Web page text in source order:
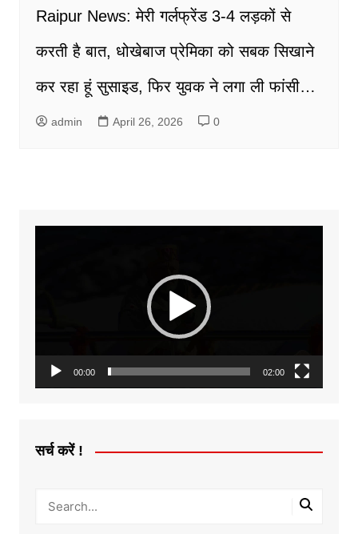
Raipur News: मेरी गर्लफ्रेंड 3-4 लड़कों से
करती है बात, धोखेबाज प्रेमिका को सबक सिखाने
कर रहा हूं सुसाइड, फिर युवक ने लगा ली फांसी…
admin April 26, 2026 0
00:00 02:00
सर्च करें !